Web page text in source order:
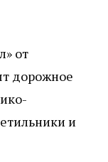
от
дорожное
и